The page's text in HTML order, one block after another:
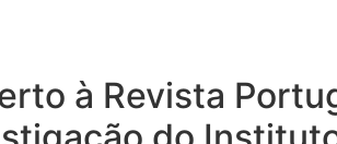
à Revista